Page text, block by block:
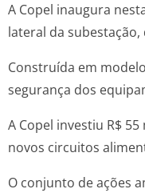
A Copel inaugura
lateral da subestação,
Construída em
segurança dos
A Copel investiu R$
novos circuitos
O conjunto de ações